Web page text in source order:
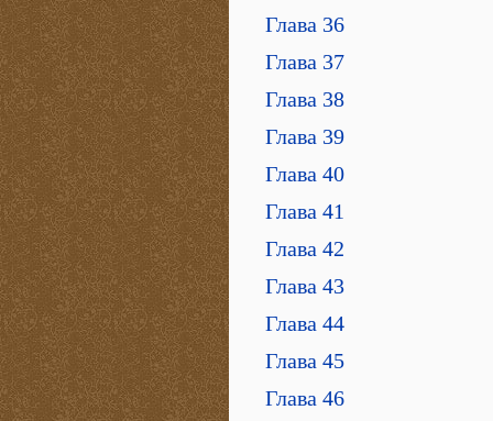
Глава 36
Глава 37
Глава 38
Глава 39
Глава 40
Глава 41
Глава 42
Глава 43
Глава 44
Глава 45
Глава 46